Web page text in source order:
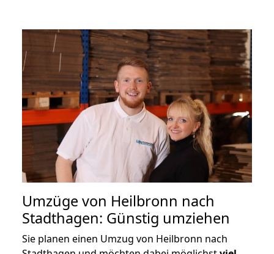
Umzüge von Heilbronn nach
Stadthagen: Günstig umziehen
Sie planen einen Umzug von Heilbronn nach